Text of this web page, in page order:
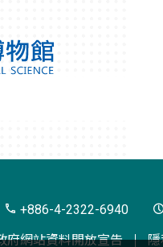
+886-4-2322-6940
府網站資料開放宣告